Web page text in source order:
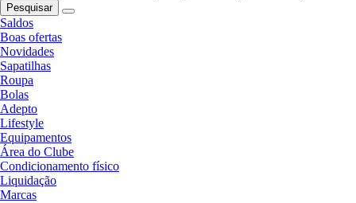
Pesquisar
Saldos
Boas ofertas
Novidades
Sapatilhas
Roupa
Bolas
Adepto
Lifestyle
Equipamentos
Área do Clube
Condicionamento físico
Liquidação
Marcas